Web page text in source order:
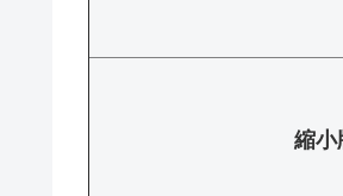
縮小